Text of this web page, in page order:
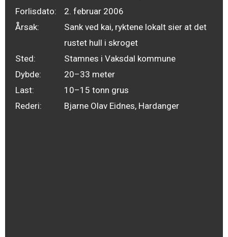
Forlisdato:
2. februar 2006
Årsak:
Sank ved kai, ryktene lokalt sier at det
rustet hull i skroget
Sted:
Stamnes i Vaksdal kommune
Dybde:
20–33 meter
Last:
10–15 tonn grus
Rederi:
Bjarne Olav Eidnes, Hardanger